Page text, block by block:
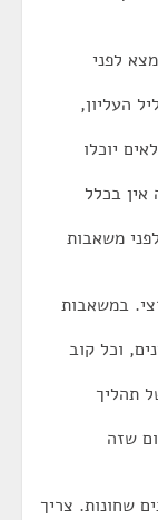
לפני
העליון,
יוכלו
בכלל
משאבות
במשאבות
וכל קוב
תהליך
שזה
שחונות. צריך